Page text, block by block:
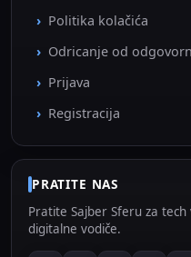
Politika kolačića
Odricanje od
Prijava
Registracija
PRATITE NAS
Pratite Sajber Sferu za
digitalne vodiče.